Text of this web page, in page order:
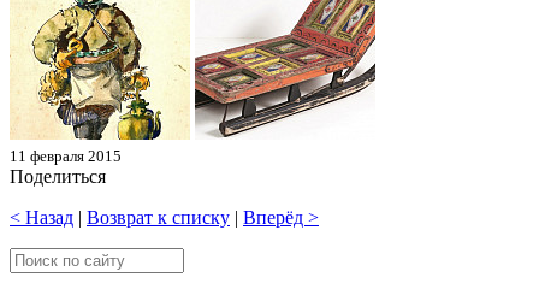
11 февраля 2015
Поделиться
< Назад | Возврат к списку | Вперёд >